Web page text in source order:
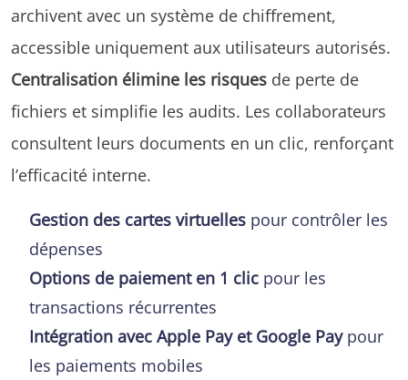
archivent avec un système de chiffrement,
accessible uniquement aux utilisateurs autorisés.
Centralisation élimine les risques de perte de
fichiers et simplifie les audits. Les collaborateurs
consultent leurs documents en un clic, renforçant
l’efficacité interne.
Gestion des cartes virtuelles pour contrôler les
dépenses
Options de paiement en 1 clic pour les
transactions récurrentes
Intégration avec Apple Pay et Google Paypour
les paiements mobiles